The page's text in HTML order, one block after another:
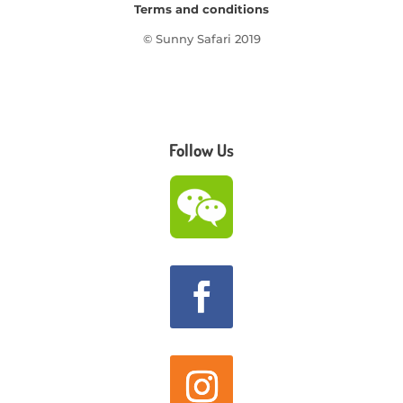
Terms and conditions
© Sunny Safari 2019
Follow Us